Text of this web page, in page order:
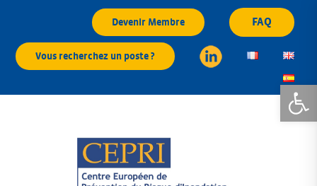
Ouvrir
contenu
principal
Devenir Membre FAQ
Vous recherchez un poste ?